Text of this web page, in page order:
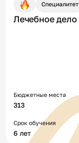
Специалитет
Лечебное дело
Бюджетные места
313
Срок обучения
6 лет